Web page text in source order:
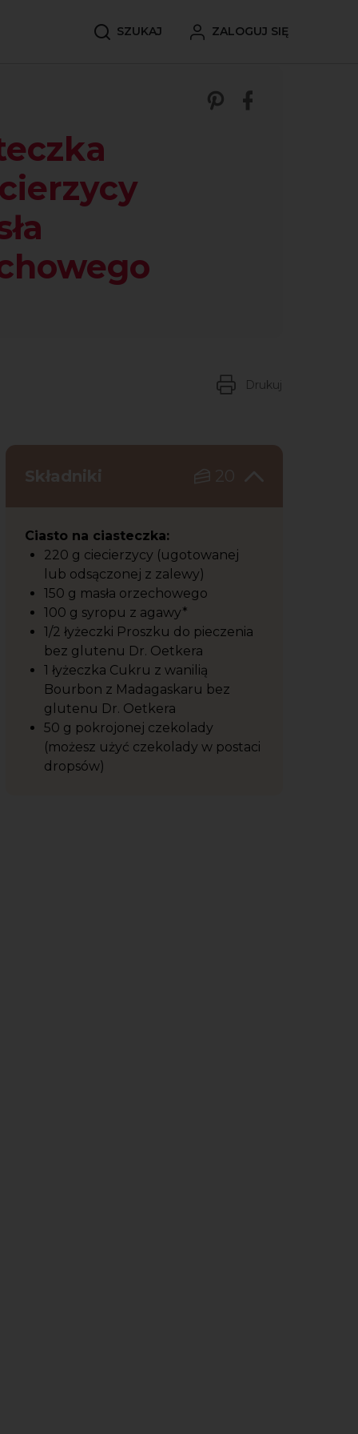
SZUKAJ ZALOGUJ SIĘ
Zobacz nasze
Udostępnij
Drukuj
Składniki 20
Ciasto na ciasteczka:
220 g ciecierzycy (ugotowanej
lub odsączonej z zalewy)
150 g masła orzechowego
100 g syropu z agawy*
1/2 łyżeczki Proszku do pieczenia
bez glutenu Dr. Oetkera
1 łyżeczka Cukru z wanilią
Bourbon z Madagaskaru bez
glutenu Dr. Oetkera
50 g pokrojonej czekolady
(możesz użyć czekolady w postaci
dropsów)